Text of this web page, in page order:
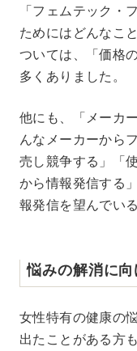
「フェムテック・
ためにはどんなこ
ついては、「価格
多くありました。
他にも、「メーカ
んなメーカーから
売し競争する」「
から情報発信する
報発信を望んでい
悩みの解消に向
女性特有の健康の
出たことがある方